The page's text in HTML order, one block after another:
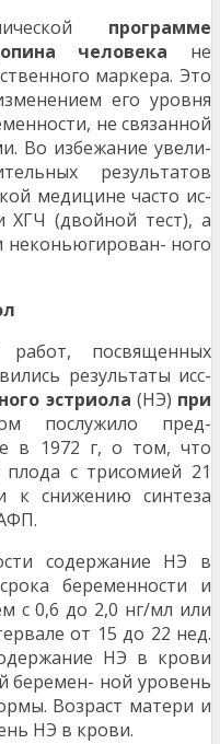
программе
человека не
маркера. Это
его уровня
не связанной
Во избежание увели-
результатов
медицине часто ис-
ХГЧ (двойной тест), а
ного
посвященных
результаты исс-
эстриола (НЭ) при
послужило пред-
в 1972 г, о том, что
с трисомией 21
к снижению синтеза
содержание НЭ в
беременности и
с 0,6 до 2,0 нг/мл или
от 15 до 22 нед.
НЭ в крови
беремен- ной уровень
Возраст матери и
НЭ в крови.